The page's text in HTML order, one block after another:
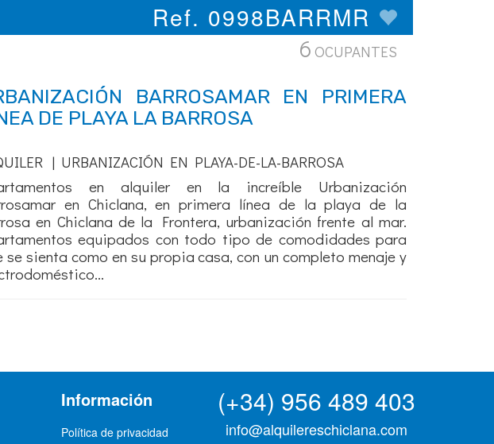
Ref. 0998BARRMR
6 OCUPANTES
BARROSAMAR EN PRIMERA
DE PLAYA LA BARROSA
| URBANIZACIÓN EN PLAYA-DE-LA-BARROSA
en alquiler en la increíble Urbanización
en Chiclana, en primera línea de la playa de la
en Chiclana de la Frontera, urbanización frente al mar.
equipados con todo tipo de comodidades para
se sienta como en su propia casa, con un completo menaje y
Información
Política de privacidad
(+34) 956 489 403
info@alquilereschiclana.com